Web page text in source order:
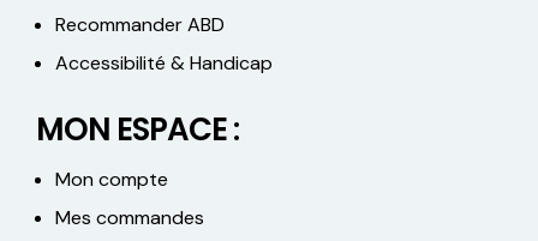
Recommander ABD
Accessibilité & Handicap
MON ESPACE :
Mon compte
Mes commandes